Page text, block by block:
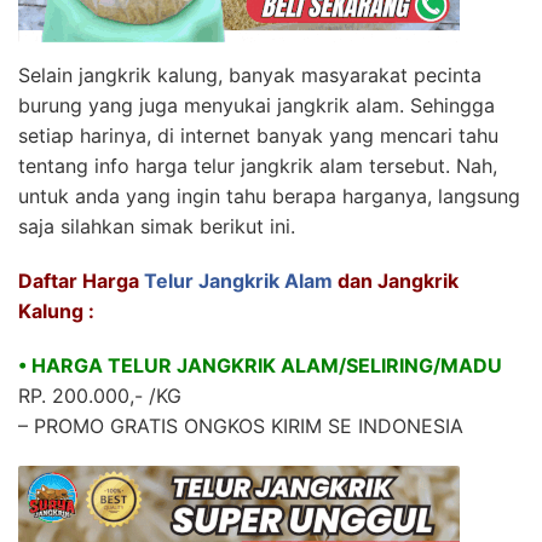
Selain jangkrik kalung, banyak masyarakat pecinta
burung yang juga menyukai jangkrik alam. Sehingga
setiap harinya, di internet banyak yang mencari tahu
tentang info harga telur jangkrik alam tersebut. Nah,
untuk anda yang ingin tahu berapa harganya, langsung
saja silahkan simak berikut ini.
Daftar Harga Telur Jangkrik Alam dan Jangkrik
Kalung :
• HARGA TELUR JANGKRIK ALAM/SELIRING/MADU
RP. 200.000,- /KG
– PROMO GRATIS ONGKOS KIRIM SE INDONESIA